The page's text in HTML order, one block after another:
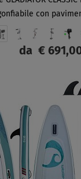
con
da €